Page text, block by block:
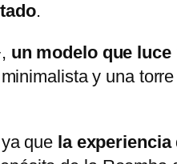
.
un modelo que
y una
que la